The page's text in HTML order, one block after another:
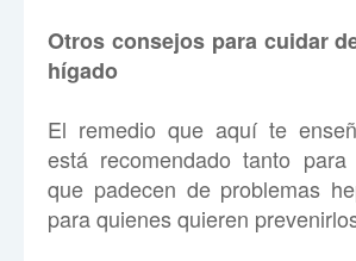
Otros consejos para cuidar
hígado
El remedio que aquí te
está recomendado tanto
que padecen de problemas
para quienes quieren